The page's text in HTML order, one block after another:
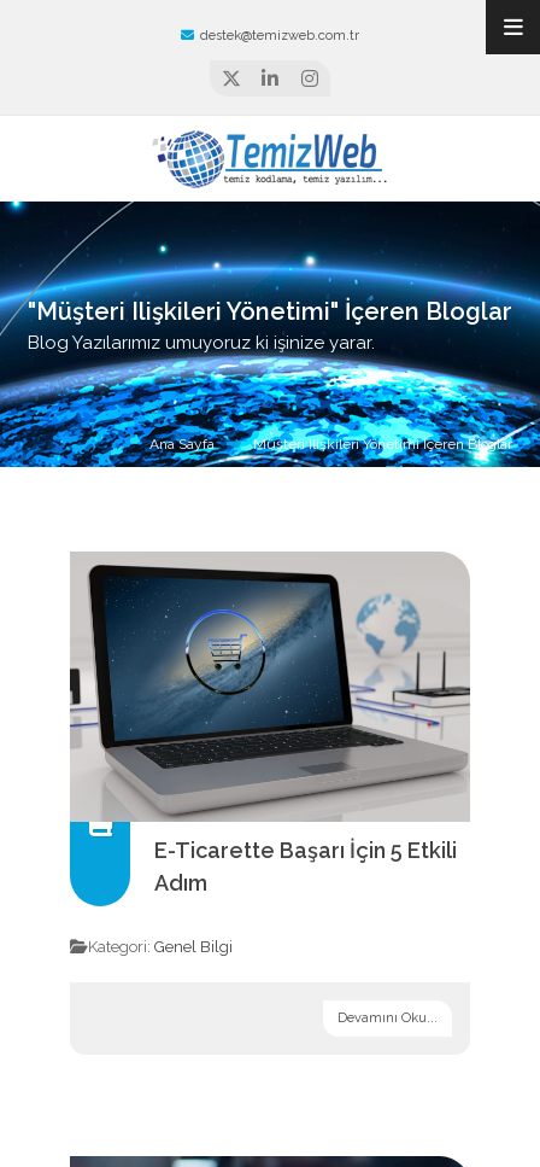
destek@temizweb.com.tr
"Müşteri Ilişkileri Yönetimi" İçeren Bloglar
Blog Yazılarımız umuyoruz ki işinize yarar.
Ana Sayfa Müşteri Ilişkileri Yönetimi İçeren Bloglar
E-Ticarette Başarı İçin 5 Etkili
Adım
Kategori: Genel Bilgi
Devamını Oku...